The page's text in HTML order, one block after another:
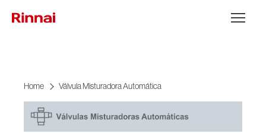
Abrir Menu
Home Válvula Misturadora Automática